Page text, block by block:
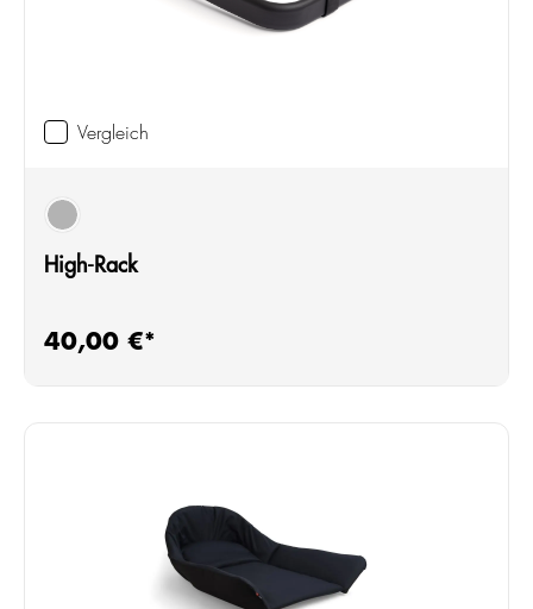
Vergleich
schwarz
High-Rack
Regulärer Preis:
40,00 €*